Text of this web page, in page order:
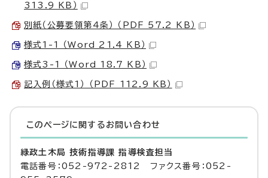
313.9 KB）
別紙（公募要領第4条） （PDF 57.2 KB）
様式1-1 （Word 21.4 KB）
様式3-1 （Word 18.7 KB）
記入例（様式1） （PDF 112.9 KB）
このページに関する お問い合わせ
緑政土木局 技術指導課 指導検査担当
電話番号：052-972-2812 ファクス番号：052-